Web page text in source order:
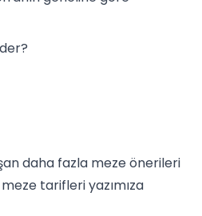
daha fazla mezeönerileri
meze tarifleriyazımıza